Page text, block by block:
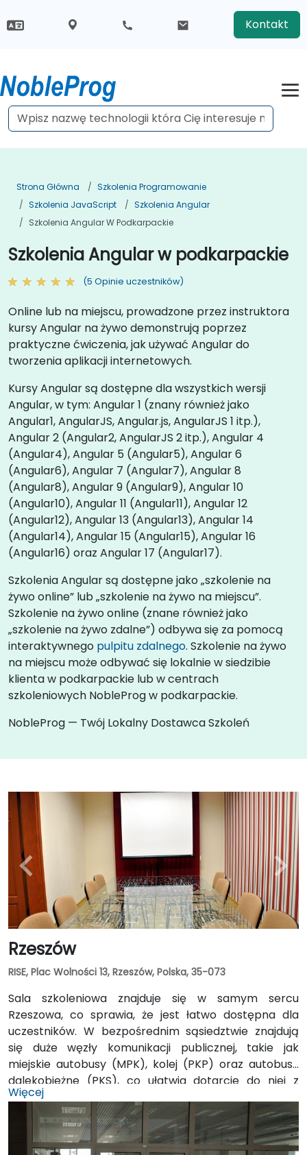
Kontakt
Strona Główna
Szkolenia Programowanie
Szkolenia JavaScript
Szkolenia Angular
Szkolenia Angular W Podkarpackie
Szkolenia Angular w podkarpackie
(5 Opinie uczestników)
Online lub na miejscu, prowadzone przez instruktora
kursy Angular na żywo demonstrują poprzez
praktyczne ćwiczenia, jak używać Angular do
tworzenia aplikacji internetowych.
Kursy Angular są dostępne dla wszystkich wersji
Angular, w tym: Angular 1 (znany również jako
Angular1, AngularJS, Angular.js, AngularJS 1 itp.),
Angular 2 (Angular2, AngularJS 2 itp.), Angular 4
(Angular4), Angular 5 (Angular5), Angular 6
(Angular6), Angular 7 (Angular7), Angular 8
(Angular8), Angular 9 (Angular9), Angular 10
(Angular10), Angular 11 (Angular11), Angular 12
(Angular12), Angular 13 (Angular13), Angular 14
(Angular14), Angular 15 (Angular15), Angular 16
(Angular16) oraz Angular 17 (Angular17).
Szkolenia Angular są dostępne jako „szkolenie na
żywo online” lub „szkolenie na żywo na miejscu”.
Szkolenie na żywo online (znane również jako
„szkolenie na żywo zdalne”) odbywa się za pomocą
interaktywnego pulpitu zdalnego. Szkolenie na żywo
na miejscu może odbywać się lokalnie w siedzibie
klienta w podkarpackie lub w centrach
szkoleniowych NobleProg w podkarpackie.
NobleProg — Twój Lokalny Dostawca Szkoleń
Rzeszów
RISE, Plac Wolności 13, Rzeszów, Polska, 35-073
Sala szkoleniowa znajduje się w samym sercu
Rzeszowa, co sprawia, że jest łatwo dostępna dla
uczestników. W bezpośrednim sąsiedztwie znajdują
się duże węzły komunikacji publicznej, takie jak
miejskie autobusy (MPK), kolej (PKP) oraz autobusy
dalekobieżne (PKS), co ułatwia dotarcie do niej z
różnych części miasta oraz spoza niego. Dodatkowo,
niedaleko znajduje się podziemny garaż w galerii
Center Park, co umożliwia wygodne parkowanie dla
osób korzystających z własnego samochodu.
Więcej